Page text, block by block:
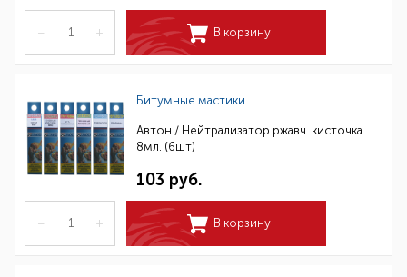
– + В корзину
Битумные мастики
Автон / Нейтрализатор ржавч. кисточка
8мл. (6шт)
103 руб.
– + В корзину